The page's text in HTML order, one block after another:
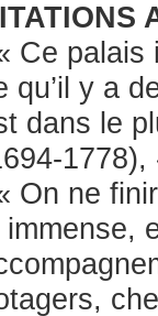
Ce palais
qu’il y a
dans le
1778),
On ne
immense,